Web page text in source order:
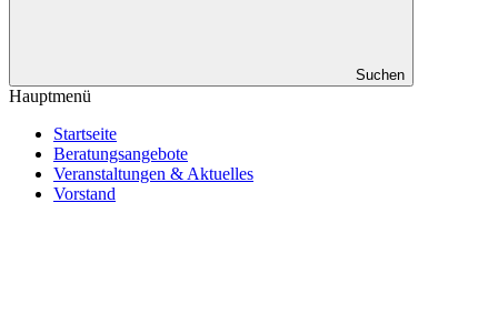
Suchen
Hauptmenü
Startseite
Beratungsangebote
Veranstaltungen & Aktuelles
Vorstand